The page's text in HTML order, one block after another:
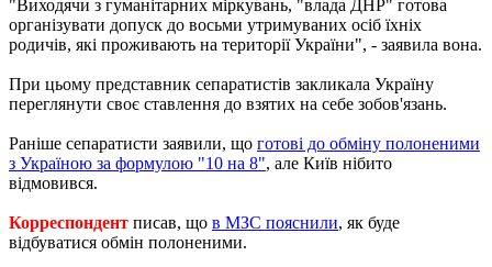
"Виходячи з гуманітарних міркувань, "влада ДНР" готова
організувати допуск до восьми утримуваних осіб їхніх
родичів, які проживають на території України", - заявила вона.
При цьому представник сепаратистів закликала Україну
переглянути своє ставлення до взятих на себе зобов'язань.
Раніше сепаратисти заявили, що готові до обміну полоненими
з Україною за формулою "10 на 8", але Київ нібито
відмовився.
Корреспондент писав, що в МЗС пояснили, як буде
відбуватися обмін полоненими.